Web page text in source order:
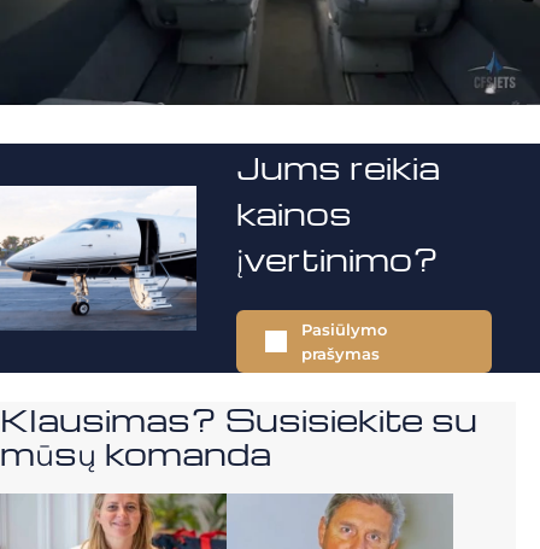
Jums reikia
kainos
įvertinimo?
Pasiūlymo
prašymas
Klausimas? Susisiekite su
mūsų komanda